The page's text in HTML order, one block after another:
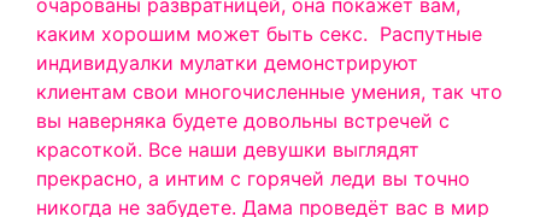
очарованы развратницей, она покажет вам,
каким хорошим может быть секс. Распутные
индивидуалки мулатки демонстрируют
клиентам свои многочисленные умения, так что
вы наверняка будете довольны встречей с
красоткой. Все наши девушки выглядят
прекрасно, а интим с горячей леди вы точно
никогда не забудете. Дама проведёт вас в мир